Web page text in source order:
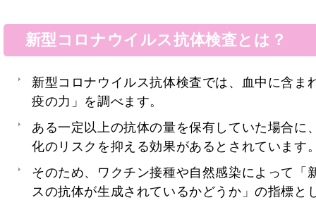
新型コロナウイルス抗体検査とは？
新型コロナウイルス抗体検査では、血中に含ま
疫の力」を調べます。
ある一定以上の抗体の量を保有していた場合に
化のリスクを抑える効果があるとされています
そのため、ワクチン接種や自然感染によって「
スの抗体が生成されているかどうか」の指標と